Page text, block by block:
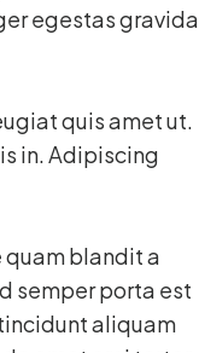
egestas gravida
quis amet ut.
in. Adipiscing
quam blandit a
semper porta est
aliquam